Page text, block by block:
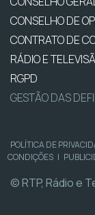
CONSELHO DE
CONTRATO DE
RÁDIO E
RGPD
GESTÃO DAS
POLÍTICA DE
CONDIÇÕES |
© RTP, Rádio e